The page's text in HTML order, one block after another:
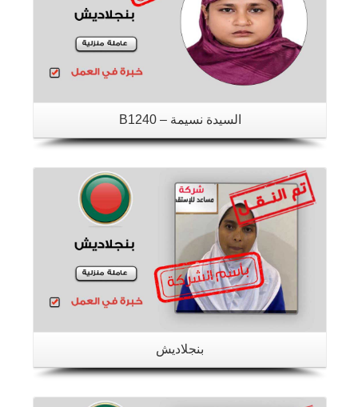
السيدة نسيمة – B1240
بنجلاديش